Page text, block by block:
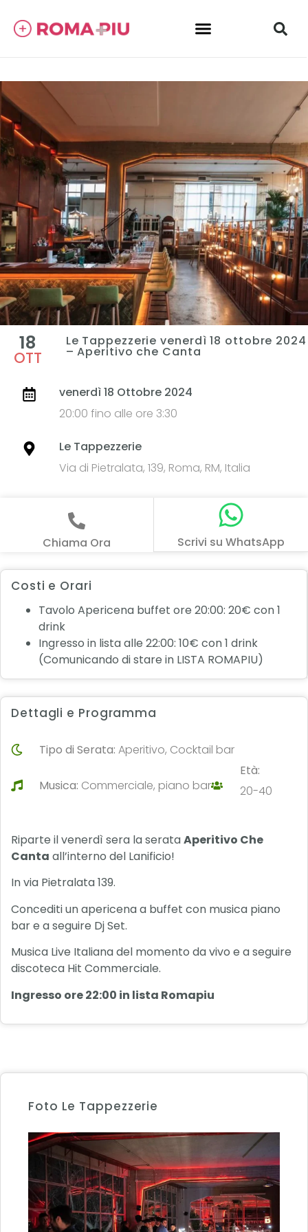
18
OTT
Le Tappezzerie venerdì 18 ottobre 2024
– Aperitivo che Canta
venerdì 18 Ottobre 2024
20:00 fino alle ore 3:30
Le Tappezzerie
Via di Pietralata, 139, Roma, RM, Italia
Chiama Ora Scrivi su WhatsApp
Costi e Orari
Tavolo Apericena buffet ore 20:00: 20€ con 1
drink
Ingresso in lista alle 22:00: 10€ con 1 drink
(Comunicando di stare in LISTA ROMAPIU)
Dettagli e Programma
Tipo di Serata:Aperitivo, Cocktail bar
Musica: Commerciale, piano bar
Età:
20-40
Riparte il venerdì sera la serataAperitivo Che
Canta all’interno del Lanificio!
In via Pietralata 139.
Concediti un apericena a buffet con musica piano
bar e a seguire Dj Set.
Musica Live Italiana del momento da vivo e a seguire
discoteca Hit Commerciale.
Ingresso ore 22:00 in lista Romapiu
Foto Le Tappezzerie